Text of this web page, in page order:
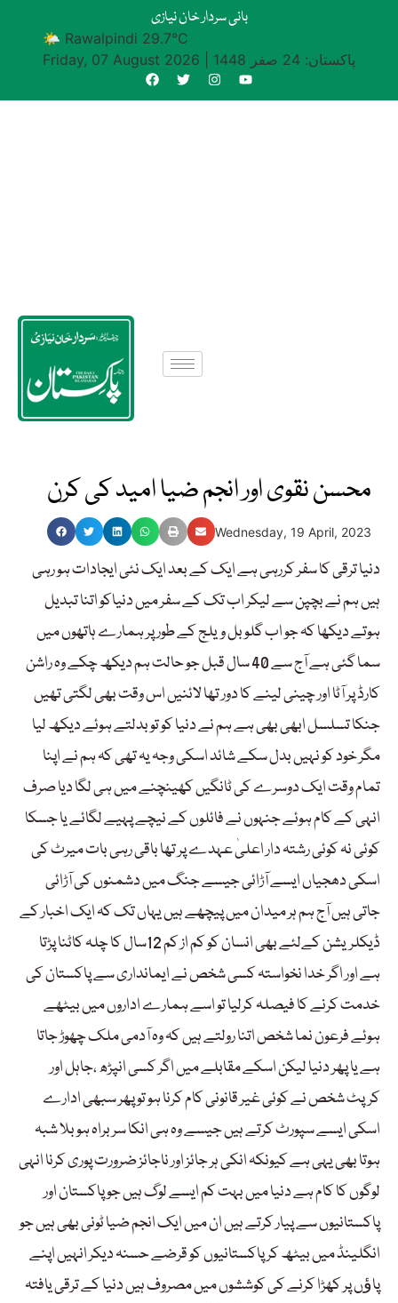
بانی سردار خان نیازی
🌤 Rawalpindi 29.7°C
Friday, 07 August 2026
پاکستان: 24 صفر 1448
محسن نقوی اور انجم ضیا امید کی کرن
Wednesday, 19 April, 2023
دنیا ترقی کا سفر کررہی ہے ایک کے بعد ایک نئی ایجادات ہو رہی
ہیں ہم نے بچپن سے لیکر اب تک کے سفر میں دنیاکو اتنا تبدیل
ہوتے دیکھا کہ جو اب گلوبل ویلج کے طور پر ہمارے ہاتھوں میں
سما گئی ہے آج سے 40 سال قبل جو حالت ہم دیکھ چکے وہ راشن
کارڈ پر آٹا اور چینی لینے کا دور تھا لائنیں اس وقت بھی لگتی تھیں
جنکا تسلسل ابھی بھی ہے ہم نے دنیا کو تو بدلتے ہوئے دیکھ لیا
مگر خود کو نہیں بدل سکے شائد اسکی وجہ یہ تھی کہ ہم نے اپنا
تمام وقت ایک دوسرے کی ٹانگیں کھینچنے میں ہی لگا دیا صرف
انہی کے کام ہوئے جنہوں نے فائلوں کے نیچے پہیے لگائے یا جسکا
کوئی نہ کوئی رشتہ دار اعلیٰ عہدے پر تھا باقی رہی بات میرٹ کی
اسکی دھجیاں ایسے آڑائی جیسے جنگ میں دشمنوں کی آڑائی
جاتی ہیں آج ہم ہر میدان میں پیچھے ہیں یہاں تک کہ ایک اخبار کے
ڈیکلریشن کےلئے بھی انسان کو کم از کم 12سال کا چلہ کاٹنا پڑتا
ہے اور اگر خدا نخواستہ کسی شخص نے ایمانداری سے پاکستان کی
خدمت کرنے کا فیصلہ کرلیا تو اسے ہمارے اداروں میں بیٹھے
ہوئے فرعون نما شخص اتنا رولتے ہیں کہ وہ آدمی ملک چھوڑ جاتا
ہے یا پھر دنیا لیکن اسکے مقابلے میں اگر کسی انپڑھ ،جاہل اور
کرپٹ شخص نے کوئی غیر قانونی کام کرنا ہو تو پھر سبھی ادارے
اسکی ایسے سپورٹ کرتے ہیں جیسے وہ ہی انکا سربراہ ہو بلا شبہ
ہوتا بھی یہی ہے کیونکہ انکی ہر جائز اور ناجائز ضرورت پوری کرنا انہی
لوگوں کا کام ہے دنیا میں بہت کم ایسے لوگ ہیں جو پاکستان اور
پاکستانیوں سے پیار کرتے ہیں ان میں ایک انجم ضیا ٹونی بھی ہیں جو
انگلینڈ میں بیٹھ کر پاکستانیوں کو قرضے حسنہ دیکر انہیں اپنے
پاﺅں پر کھڑا کرنے کی کوششوں میں مصروف ہیں دنیا کے ترقی یافتہ